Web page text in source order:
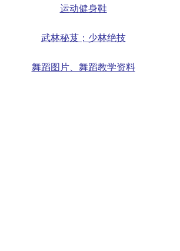
运动健身鞋
武林秘芨；少林绝技
舞蹈图片、舞蹈教学资料